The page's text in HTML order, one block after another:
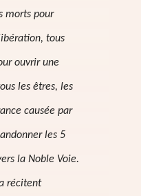
morts pour
tous
ouvrir une
les êtres, les
causée par
les 5
la Noble Voie.
récitent